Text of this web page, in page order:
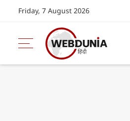
Friday, 7 August 2026